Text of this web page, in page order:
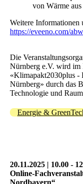
von Wärme
Weitere Informationen
https://eveeno.com/
Die
Nürnberg e.V. wird im
«Klimapakt2030plus -
Nürnberg» durch das
Technologie und
Energie &
20.11.2025 | 10.00 -
Online-
Nordbayern“